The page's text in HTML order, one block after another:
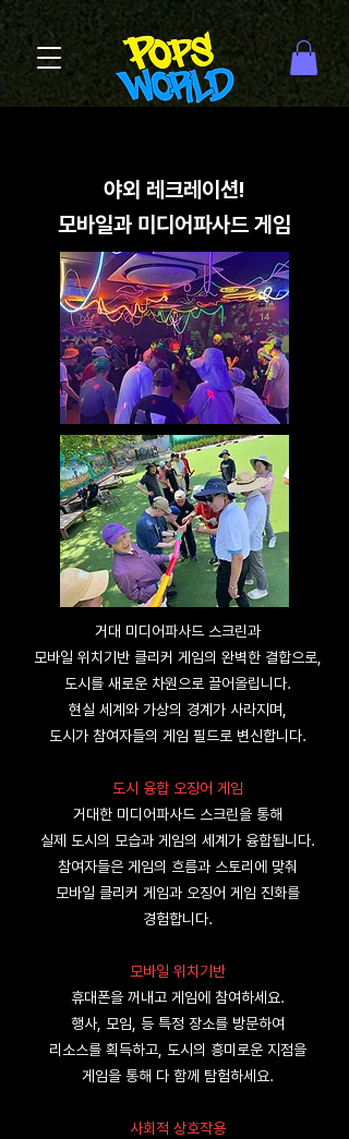
야외 레크레이션!
​모바일과 미디어파사드 게임
거대 미디어파사드 스크린과
모바일 위치기반 클리커 게임의 완벽한 결합으로,
도시를 새로운 차원으로 끌어올립니다.
현실 세계와 가상의 경계가 사라지며,
도시가 참여자들의 게임 필드로 변신합니다.
도시 융합 오징어 게임
거대한 미디어파사드 스크린을 통해
실제 도시의 모습과 게임의 세계가 융합됩니다.
참여자들은 게임의 흐름과 스토리에 맞춰
모바일 클리커 게임과 오징어 게임 진화를
경험합니다.
모바일 위치기반
휴대폰을 꺼내고 게임에 참여하세요.
행사, 모임, 등 특정 장소를 방문하여
리소스를 획득하고, 도시의 흥미로운 지점을
게임을 통해 다 함께 탐험하세요.
사회적 상호작용